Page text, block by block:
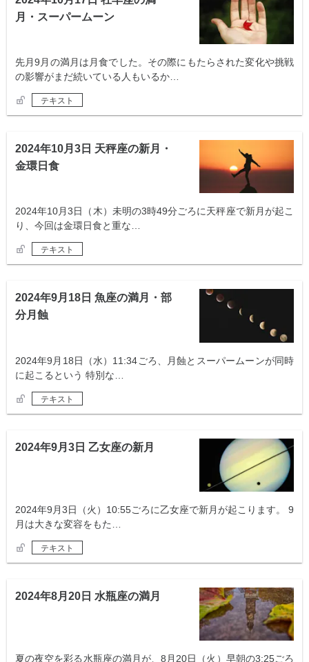
月・スーパームーン
先月9月の満月は月食でした。その際にもたらされた変化や挑戦
の影響がまだ続いている人もいるか…
テキスト
2024年10月3日 天秤座の新月・
金環日食
2024年10月3日（木）未明の3時49分ごろに天秤座で新月が起こ
り、今回は金環日食と重な…
テキスト
2024年9月18日 魚座の満月・部
分月蝕
2024年9月18日（水）11:34ごろ、月蝕とスーパームーンが同時
に起こるという 特別な…
テキスト
2024年9月3日 乙女座の新月
2024年9月3日（火）10:55ごろに乙女座で新月が起こります。 9
月は大きな変容をもた…
テキスト
2024年8月20日 水瓶座の満月
夏の夜空を彩る水瓶座の満月が、8月20日（火）早朝の3:25ごろ